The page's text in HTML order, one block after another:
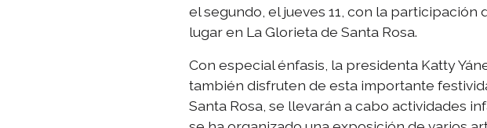
el segundo, el jueves 11, con la participación
lugar en La Glorieta de Santa Rosa.
Con especial énfasis, la presidenta Katty
también disfruten de esta importante
Santa Rosa, se llevarán a cabo actividades